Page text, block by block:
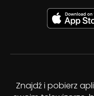
Znajdź i pobierz